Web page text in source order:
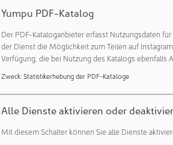
schaffen ebenfalls
Bei der Reinigung von Materialien,
können Reinigungsmittel und
der Trocknung als je zuvor
ist mit einer um zehn
und leicht zugänglicher
erfüllt damit höchste
Yumpu PDF-Katalog
Der PDF-Kataloganbieter erfasst Nutzungsdaten
der Dienst die Möglichkeit zum Teilen auf
Verfügung, die bei Nutzung des Katalogs ebenfalls
Zweck: Statistikerhebung der PDF-Kataloge
Alle Dienste aktivieren oder
Mit diesem Schalter können Sie alle Dienste